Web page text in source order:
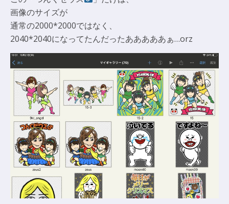
画像のサイズが
通常の2000*2000ではなく、
2040*2040になってたんだったあああああぁ…orz